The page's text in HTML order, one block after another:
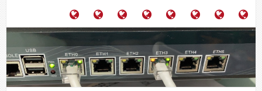
腦
護
合
約
功
例
分
享
於
力
通
通
報
關
系
統
視
系
統
安
舍
網
路/
大
樓
中
料
件
區
團
法
台
中